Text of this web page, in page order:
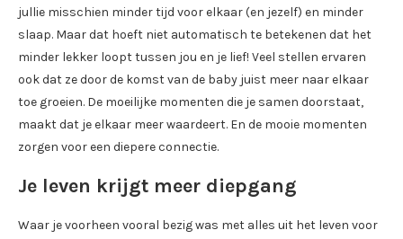
jullie misschien minder tijd voor elkaar (en jezelf) en minder
slaap. Maar dat hoeft niet automatisch te betekenen dat het
minder lekker loopt tussen jou en je lief! Veel stellen ervaren
ook dat ze door de komst van de baby juist meer naar elkaar
toe groeien. De moeilijke momenten die je samen doorstaat,
maakt dat je elkaar meer waardeert. En de mooie momenten
zorgen voor een diepere connectie.
Je leven krijgt meer diepgang
Waar je voorheen vooral bezig was met alles uit het leven voor